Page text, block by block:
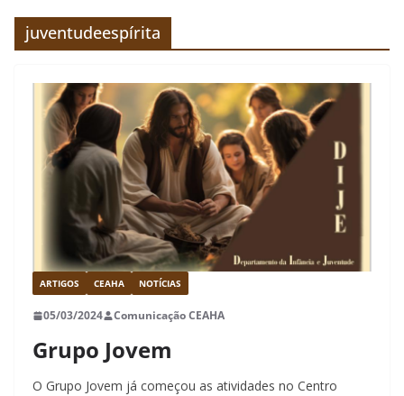
juventudeespírita
ARTIGOS CEAHA NOTÍCIAS
05/03/2024 Comunicação CEAHA
Grupo Jovem
O Grupo Jovem já começou as atividades no Centro